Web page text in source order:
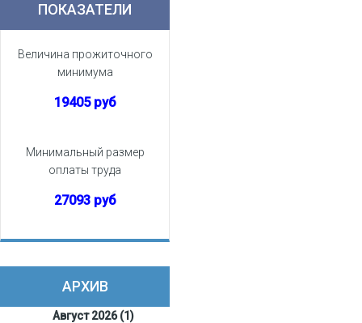
ПОКАЗАТЕЛИ
Величина прожиточного
минимума
19405 руб
Минимальный размер
оплаты труда
27093 руб
АРХИВ
Август 2026 (1)